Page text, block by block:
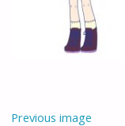
Previous image